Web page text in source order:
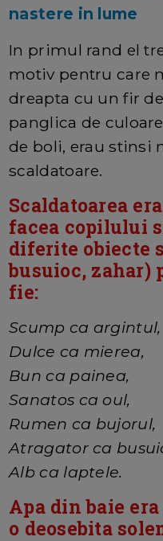
nastere in lume
In primul rand el
motiv pentru care
dreapta cu un fir
panglica de
de boli, erau stinsi
scaldatoare.
Scaldatoarea
facea copilului
diferite obiecte
busuioc, zahar)
fie:
Scump ca argintul,
Dulce ca mierea,
Bun ca painea,
Sanatos ca oul,
Rumen ca bujorul,
Atragator ca
Alb ca laptele.
Apa din baie
o deosebita